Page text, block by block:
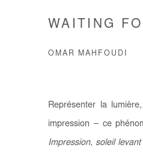
WAITING
OMAR MAHFOUDI
Représenter la
impression – ce
Impression, soleil levant